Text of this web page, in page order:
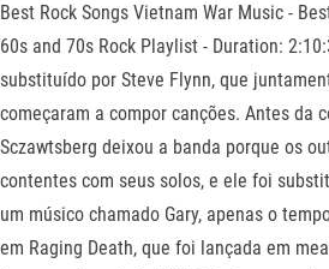
Best Rock Songs Vietnam War Music -
60s and 70s Rock Playlist - Duration:
substituído por Steve Flynn, que
começaram a compor canções. Antes da
Sczawtsberg deixou a banda porque os
contentes com seus solos, e ele foi
um músico chamado Gary, apenas o
em Raging Death, que foi lançada em